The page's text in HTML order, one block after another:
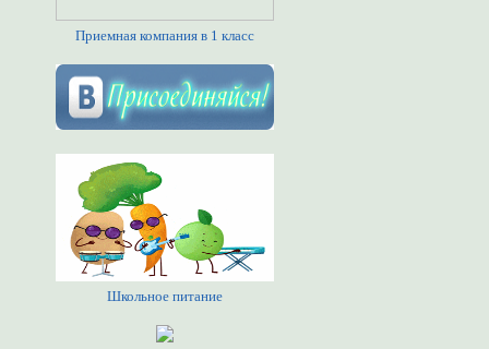
Приемная компания в 1 класс
Школьное питание